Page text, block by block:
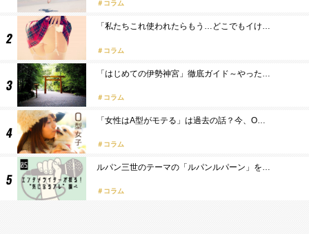
コラム
「私たちこれ使われたらもう…どこでもイけ…
コラム
「はじめての伊勢神宮」徹底ガイド～やった…
コラム
「女性はA型がモテる」は過去の話？今、O…
コラム
ルパン三世のテーマの「ルパンルパーン」を…
コラム